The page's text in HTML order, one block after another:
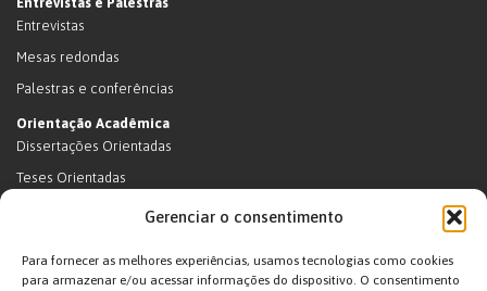
Gerenciar o consentimento
Para fornecer as melhores experiências, usamos tecnologias como cookies
para armazenar e/ou acessar informações do dispositivo. O consentimento
Entrevistas
Mesas redondas
Palestras e conferências
Orientação Acadêmica
Dissertações Orientadas
Teses Orientadas
Livros (dissertações e teses)
Supervisão de pós-doutorado